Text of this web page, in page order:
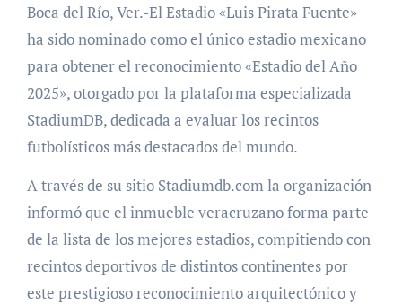
Boca del Río, Ver.-El Estadio «Luis Pirata Fuente»
ha sido nominado como el único estadio mexicano
para obtener el reconocimiento «Estadio del Año
2025», otorgado por la plataforma especializada
StadiumDB, dedicada a evaluar los recintos
futbolísticos más destacados del mundo.
A través de su sitio Stadiumdb.com la organización
informó que el inmueble veracruzano forma parte
de la lista de los mejores estadios, compitiendo con
recintos deportivos de distintos continentes por
este prestigioso reconocimiento arquitectónico y